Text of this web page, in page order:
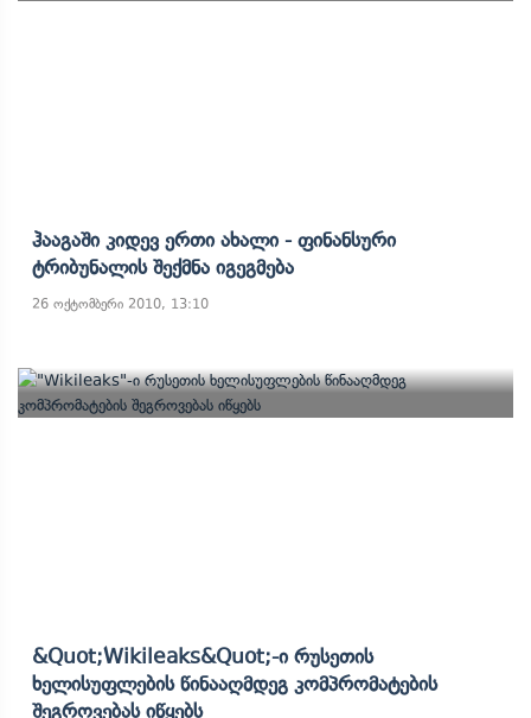
Ჰააგაში Კიდევ Ერთი Ახალი - Ფინანსური
Ტრიბუნალის Შექმნა Იგეგმება
26 ოქტომბერი 2010, 13:10
&quot;Wikileaks&quot;-Ი Რუსეთის
Ხელისუფლების Წინააღმდეგ Კომპრომატების
Შეგროვებას Იწყებს